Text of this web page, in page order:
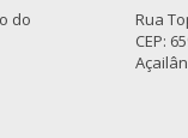
do
Rua
CEP: